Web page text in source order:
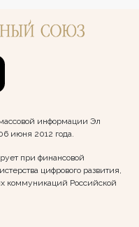
информации Эл
июня 2012 года.
при финансовой
цифрового развития,
коммуникаций Российской